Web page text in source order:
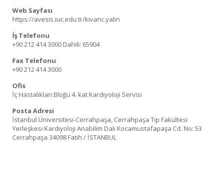
Web Sayfası
https://avesis.iuc.edu.tr/kivanc.yalin
İş Telefonu
+90 212 414 3000 Dahili: 65904
Fax Telefonu
+90 212 414 3000
Ofis
İç Hastalıkları Bloğu 4. kat Kardiyoloji Servisi
Posta Adresi
İstanbul Üniversitesi-Cerrahpaşa, Cerrahpaşa Tıp Fakültesi
Yerleşkesi Kardiyoloji Anabilim Dalı Kocamustafapaşa Cd. No: 53
Cerrahpaşa 34098 Fatih / İSTANBUL